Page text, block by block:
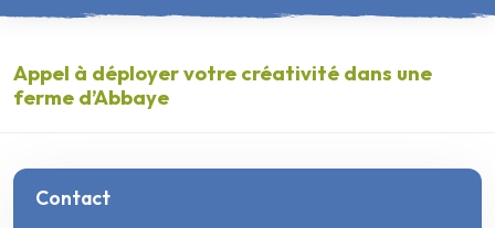
Appel à déployer votre créativité dans une
ferme d’Abbaye
Contact